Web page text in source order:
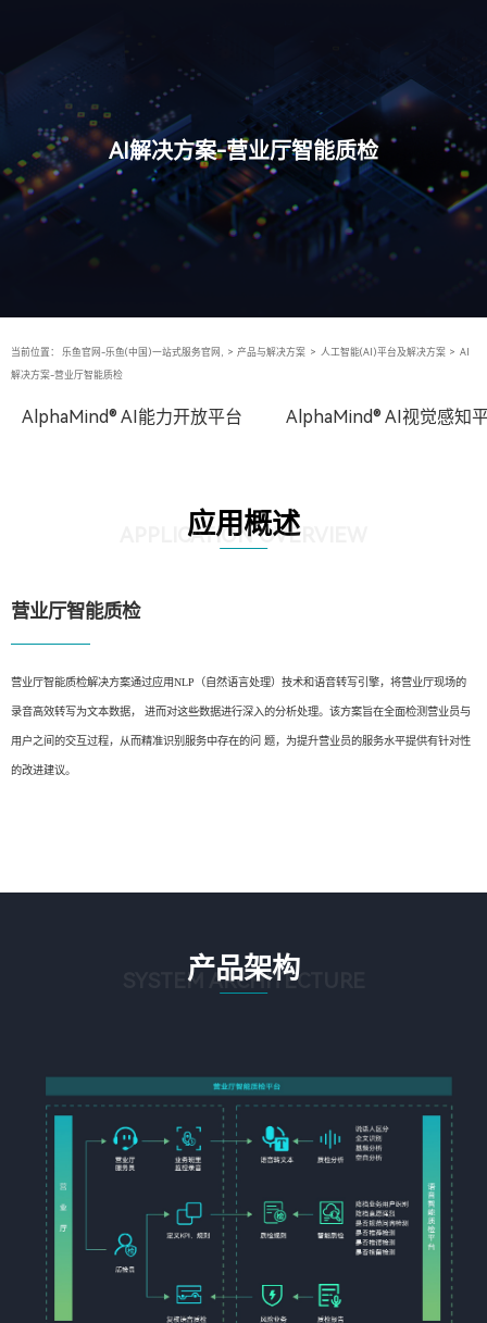
AI解决方案-营业厅智能质检
当前位置： 乐鱼官网-乐鱼(中国)一站式服务官网, > 产品与解决方案 > 人工智能(AI)平台及解决方案 > AI
解决方案-营业厅智能质检
AlphaMind® AI能力开放平台 AlphaMind® AI视觉感知
应用概述
APPLICATION OVERVIEW
营业厅智能质检
营业厅智能质检解决方案通过应用NLP（自然语言处理）技术和语音转写引擎，将营业厅现场的
录音高效转写为文本数据， 进而对这些数据进行深入的分析处理。该方案旨在全面检测营业员与
用户之间的交互过程，从而精准识别服务中存在的问 题，为提升营业员的服务水平提供有针对性
的改进建议。
产品架构
SYSTEM ARCHITECTURE